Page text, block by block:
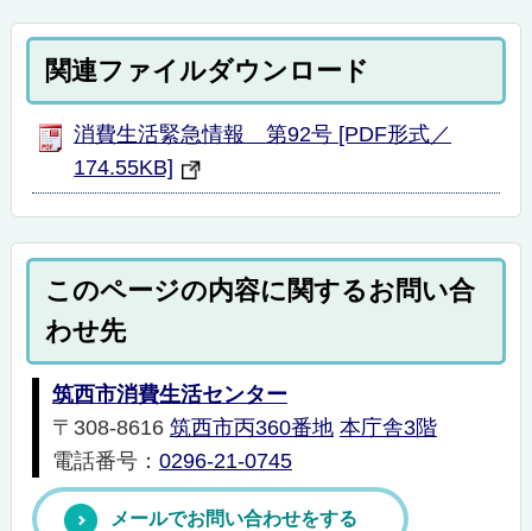
関連ファイルダウンロード
消費生活緊急情報 第92号 [PDF形式／
174.55KB]
このページの内容に関するお問い合
わせ先
筑西市消費生活センター
〒308-8616 筑西市丙360番地 本庁舎3階
電話番号： 0296-21-0745
メールでお問い合わせをする